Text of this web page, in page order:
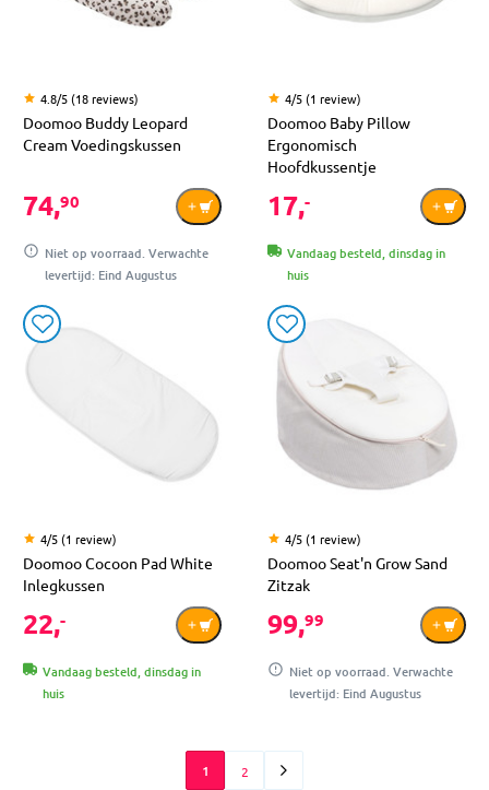
4.8/5 (18 reviews)
Doomoo Buddy Leopard
Cream Voedingskussen
74,90
Niet op voorraad. Verwachte
levertijd: Eind Augustus
4/5 (1 review)
Doomoo Baby Pillow
Ergonomisch
Hoofdkussentje
17,-
Vandaag besteld, dinsdag in
huis
4/5 (1 review)
Doomoo Cocoon Pad White
Inlegkussen
22,-
Vandaag besteld, dinsdag in
huis
4/5 (1 review)
Doomoo Seat'n Grow Sand
Zitzak
99,99
Niet op voorraad. Verwachte
levertijd: Eind Augustus
1 2